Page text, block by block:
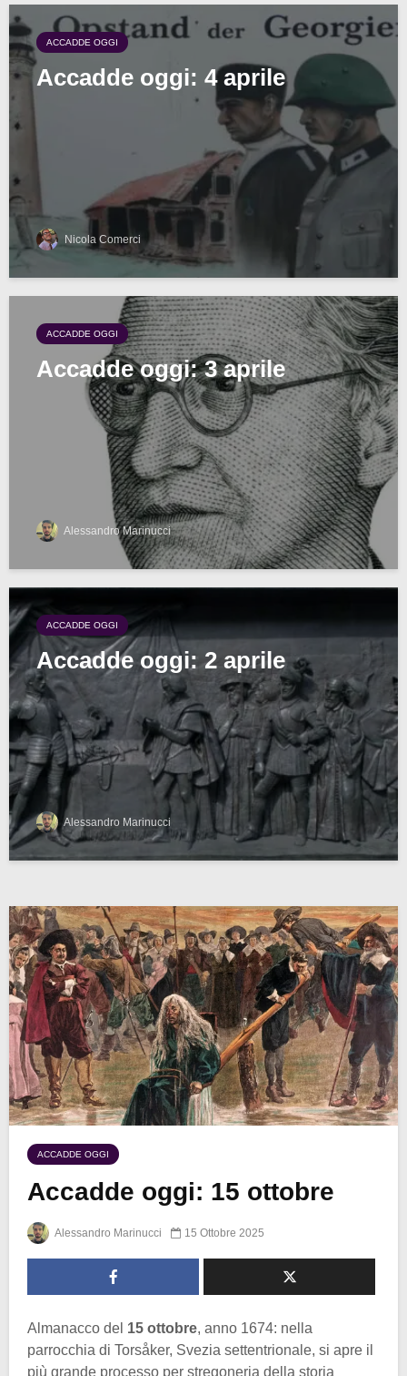
ACCADDE OGGI
Accadde oggi: 4 aprile
Nicola Comerci
ACCADDE OGGI
Accadde oggi: 3 aprile
Alessandro Marinucci
ACCADDE OGGI
Accadde oggi: 2 aprile
Alessandro Marinucci
ACCADDE OGGI
Accadde oggi: 15 ottobre
Alessandro Marinucci 15 Ottobre 2025
Almanacco del 15 ottobre, anno 1674: nella
parrocchia di Torsåker, Svezia settentrionale, si apre il
più grande processo per stregoneria della storia